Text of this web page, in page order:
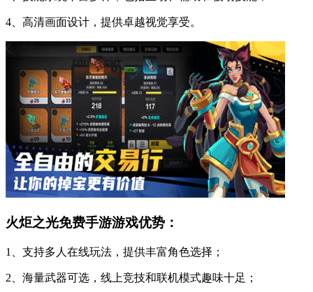
4、高清画面设计，提供卓越视觉享受。
火炬之光免费手游游戏优势：
1、支持多人在线玩法，提供丰富角色选择；
2、海量武器可选，线上竞技和联机模式趣味十足；